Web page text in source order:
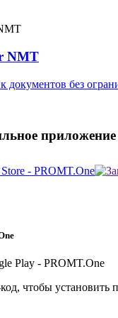
NMT
документов без
чтобы установить